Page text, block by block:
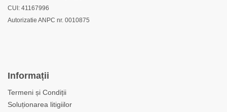
CUI: 41167996
Autorizatie ANPC nr. 0010875
Informații
Termeni și Condiții
Soluționarea litigiilor